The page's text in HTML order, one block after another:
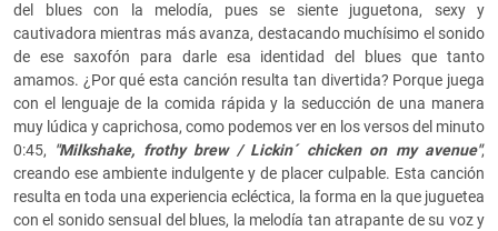
del blues con la melodía, pues se siente juguetona, sexy y
cautivadora mientras más avanza, destacando muchísimo el sonido
de ese saxofón para darle esa identidad del blues que tanto
amamos. ¿Por qué esta canción resulta tan divertida? Porque juega
con el lenguaje de la comida rápida y la seducción de una manera
muy lúdica y caprichosa, como podemos ver en los versos del minuto
0:45, "Milkshake, frothy brew / Lickin´ chicken on my avenue",
creando ese ambiente indulgente y de placer culpable. Esta canción
resulta en toda una experiencia ecléctica, la forma en la que juguetea
con el sonido sensual del blues, la melodía tan atrapante de su voz y